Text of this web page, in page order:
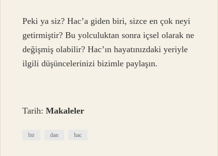
Peki ya siz? Hac’a giden biri, sizce en çok neyi
getirmiştir? Bu yolculuktan sonra içsel olarak ne
değişmiş olabilir? Hac’ın hayatınızdaki yeriyle
ilgili düşüncelerinizi bizimle paylaşın.
Tarih:Makaleler
bir dan hac